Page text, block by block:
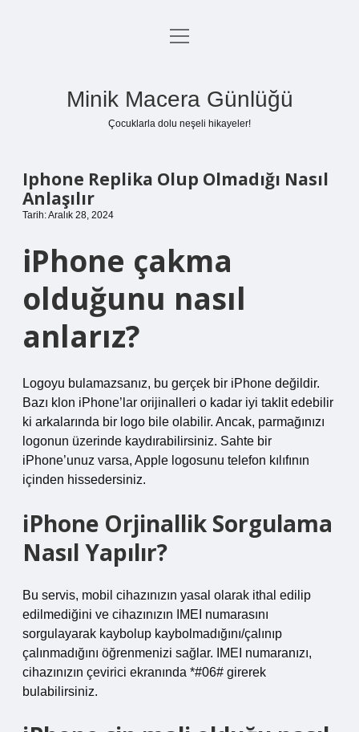
Anasayfa
menüyü
Minik Macera Günlüğü
Çocuklarla dolu neşeli hikayeler!
Iphone Replika Olup Olmadığı Nasıl
Anlaşılır
Tarih: Aralık 28, 2024
iPhone çakma
olduğunu nasıl
anlarız?
Logoyu bulamazsanız, bu gerçek bir iPhone değildir.
Bazı klon iPhone’lar orijinalleri o kadar iyi taklit edebilir
ki arkalarında bir logo bile olabilir. Ancak, parmağınızı
logonun üzerinde kaydırabilirsiniz. Sahte bir
iPhone’unuz varsa, Apple logosunu telefon kılıfının
içinden hissedersiniz.
iPhone Orjinallik Sorgulama
Nasıl Yapılır?
Bu servis, mobil cihazınızın yasal olarak ithal edilip
edilmediğini ve cihazınızın IMEI numarasını
sorgulayarak kaybolup kaybolmadığını/çalınıp
çalınmadığını öğrenmenizi sağlar. IMEI numaranızı,
cihazınızın çevirici ekranında *#06# girerek
bulabilirsiniz.